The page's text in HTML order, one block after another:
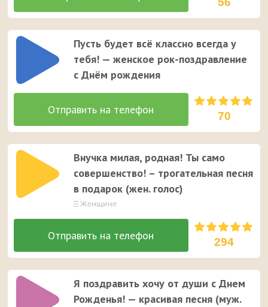
Пусть будет всё классно всегда у
тебя! — женское рок-поздравление
с Днём рождения
70
Внучка милая, родная! Ты само
совершенство! – трогательная песня
в подарок (жен. голос)
294
Я поздравить хочу от души с Днем
Рожденья! — красивая песня (муж.